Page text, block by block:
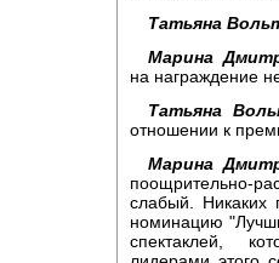
Татьяна
Марина
на награждение
Татьяна
отношении к
Марина
поощрительно-
слабый.
номинацию
спектаклей,